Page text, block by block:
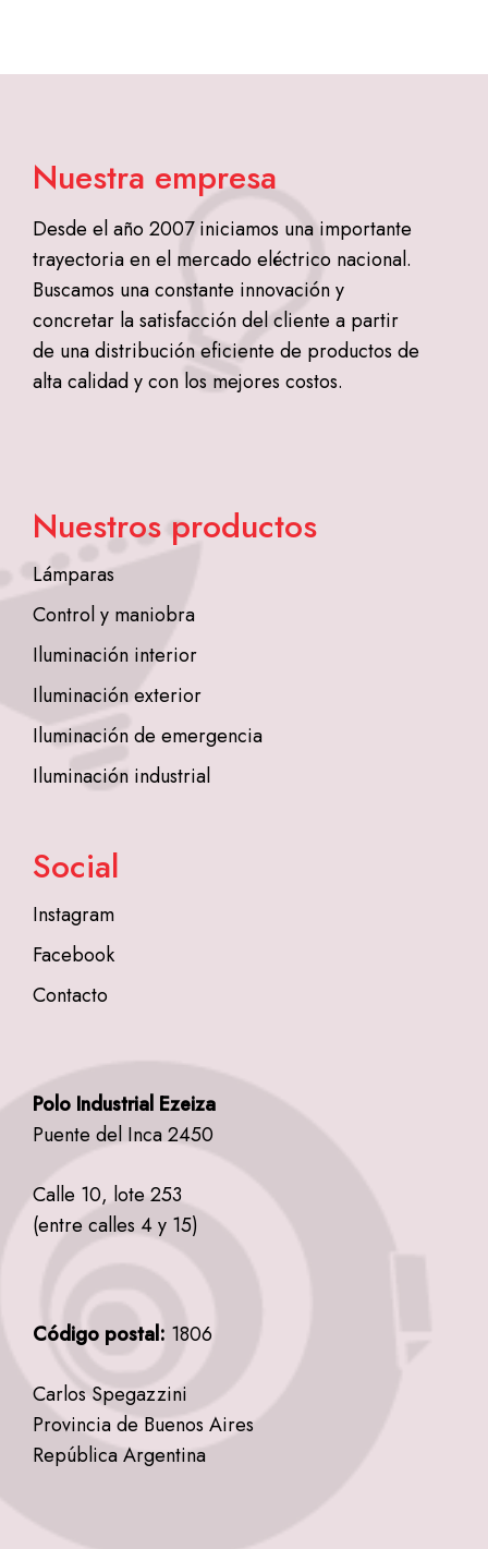
Nuestra empresa
Desde el año 2007 iniciamos una importante
trayectoria en el mercado eléctrico nacional.
Buscamos una constante innovación y
concretar la satisfacción del cliente a partir
de una distribución eficiente de productos de
alta calidad y con los mejores costos.
Nuestros productos
Lámparas
Control y maniobra
Iluminación interior
Iluminación exterior
Iluminación de emergencia
Iluminación industrial
Social
Instagram
Facebook
Contacto
Polo Industrial Ezeiza
Puente del Inca 2450
Calle 10, lote 253
(entre calles 4 y 15)
Código postal: 1806
Carlos Spegazzini
Provincia de Buenos Aires
República Argentina